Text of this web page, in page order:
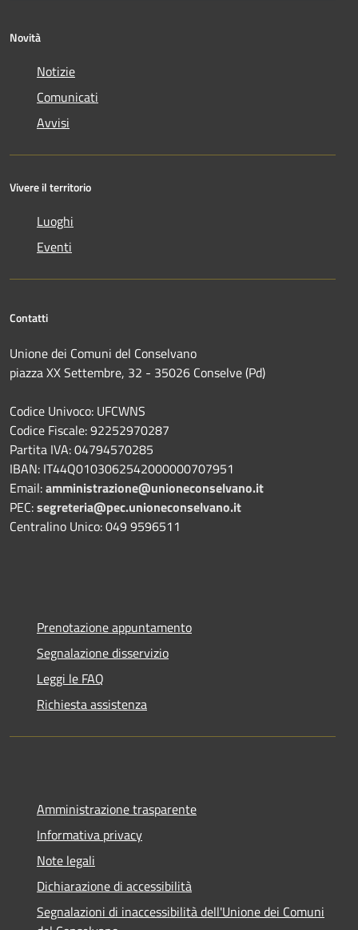
Novità
Notizie
Comunicati
Avvisi
Vivere il territorio
Luoghi
Eventi
Contatti
Unione dei Comuni del Conselvano
piazza XX Settembre, 32 - 35026 Conselve (Pd)
Codice Univoco: UFCWNS
Codice Fiscale: 92252970287
Partita IVA: 04794570285
IBAN: IT44Q0103062542000000707951
Email:amministrazione@unioneconselvano.it
PEC:segreteria@pec.unioneconselvano.it
Centralino Unico: 049 9596511
Prenotazione appuntamento
Segnalazione disservizio
Leggi le FAQ
Richiesta assistenza
Amministrazione trasparente
Informativa privacy
Note legali
Dichiarazione di accessibilità
Segnalazioni di inaccessibilità dell'Unione dei Comuni